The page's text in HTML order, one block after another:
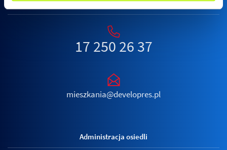
17 250 26 37
mieszkania@developres.pl
Administracja osiedli